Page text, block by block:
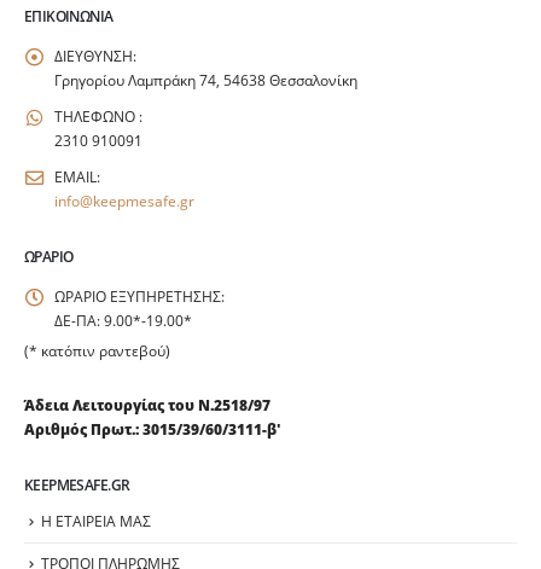
ΕΠΙΚΟΙΝΩΝΊΑ
ΔΙΕΥΘΥΝΣΗ:
Γρηγορίου Λαμπράκη 74, 54638 Θεσσαλονίκη
ΤΗΛΕΦΩΝΟ :
2310 910091
EMAIL:
info@keepmesafe.gr
ΩΡΆΡΙΟ
ΩΡΑΡΙΟ ΕΞΥΠΗΡΕΤΗΣΗΣ:
ΔΕ-ΠΑ: 9.00*-19.00*
(* κατόπιν ραντεβού)
Άδεια Λειτουργίας του Ν.2518/97
Αριθμός Πρωτ.: 3015/39/60/3111-β'
KEEPMESAFE.GR
Η ΕΤΑΙΡΕΙΑ ΜΑΣ
ΤΡΟΠΟΙ ΠΛΗΡΩΜΗΣ